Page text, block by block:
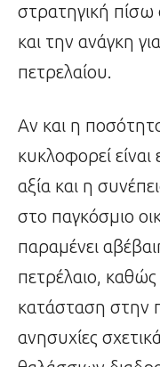
στρατηγική
και την ανάγκη
πετρελαίου.
Αν και η
κυκλοφορεί
αξία και η
στο παγκόσμιο
παραμένει
πετρέλαιο, καθώς
κατάσταση στην
ανησυχίες